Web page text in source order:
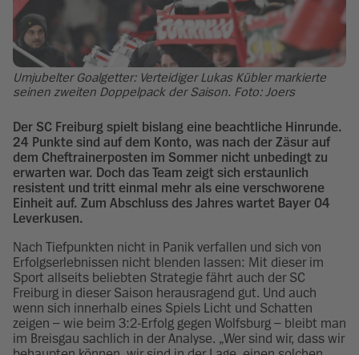
Umjubelter Goalgetter: Verteidiger Lukas Kübler markierte
seinen zweiten Doppelpack der Saison. Foto: Joers
Der SC Freiburg spielt bislang eine beachtliche Hinrunde.
24 Punkte sind auf dem Konto, was nach der Zäsur auf
dem Cheftrainerposten im Sommer nicht unbedingt zu
erwarten war. Doch das Team zeigt sich erstaunlich
resistent und tritt einmal mehr als eine verschworene
Einheit auf. Zum Abschluss des Jahres wartet Bayer 04
Leverkusen.
Nach Tiefpunkten nicht in Panik verfallen und sich von
Erfolgserlebnissen nicht blenden lassen: Mit dieser im
Sport allseits beliebten Strategie fährt auch der SC
Freiburg in dieser Saison herausragend gut. Und auch
wenn sich innerhalb eines Spiels Licht und Schatten
zeigen – wie beim 3:2-Erfolg gegen Wolfsburg – bleibt man
im Breisgau sachlich in der Analyse. „Wer sind wir, dass wir